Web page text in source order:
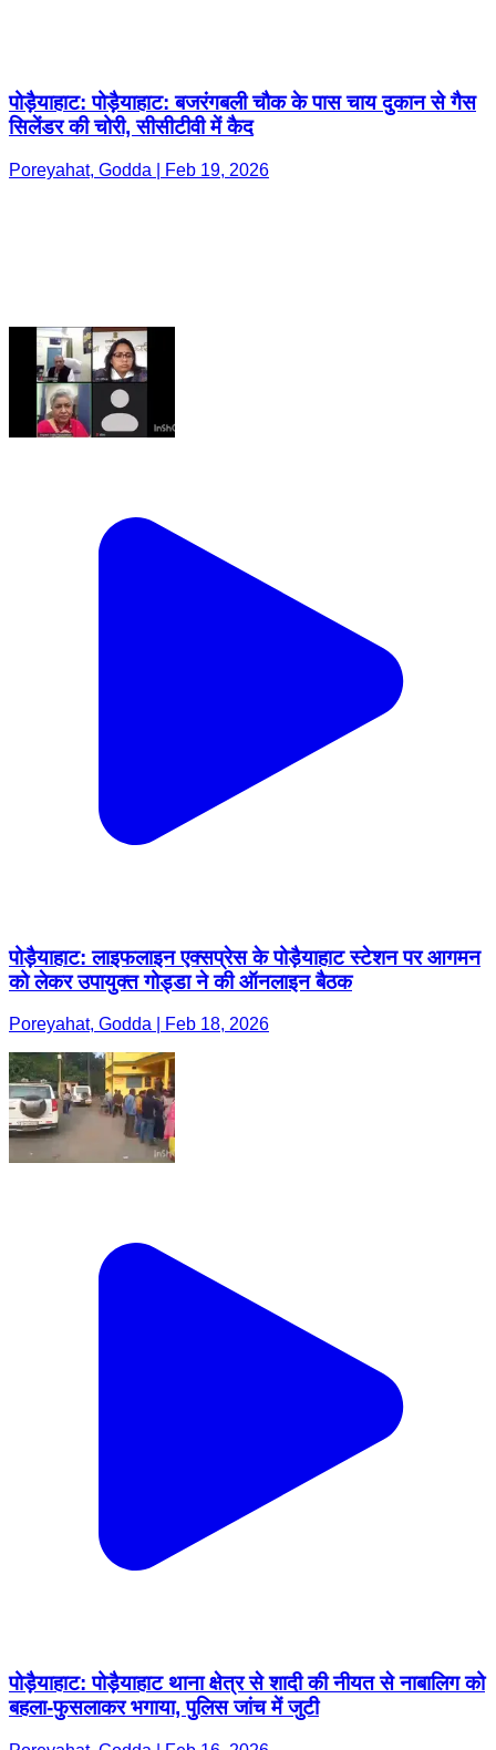
पोड़ैयाहाट: पोड़ैयाहाट: बजरंगबली चौक के पास चाय दुकान से गैस
सिलेंडर की चोरी, सीसीटीवी में कैद
Poreyahat, Godda | Feb 19, 2026
पोड़ैयाहाट: लाइफलाइन एक्सप्रेस के पोड़ैयाहाट स्टेशन पर आगमन
को लेकर उपायुक्त गोड्डा ने की ऑनलाइन बैठक
Poreyahat, Godda | Feb 18, 2026
पोड़ैयाहाट: पोड़ैयाहाट थाना क्षेत्र से शादी की नीयत से नाबालिग को
बहला-फुसलाकर भगाया, पुलिस जांच में जुटी